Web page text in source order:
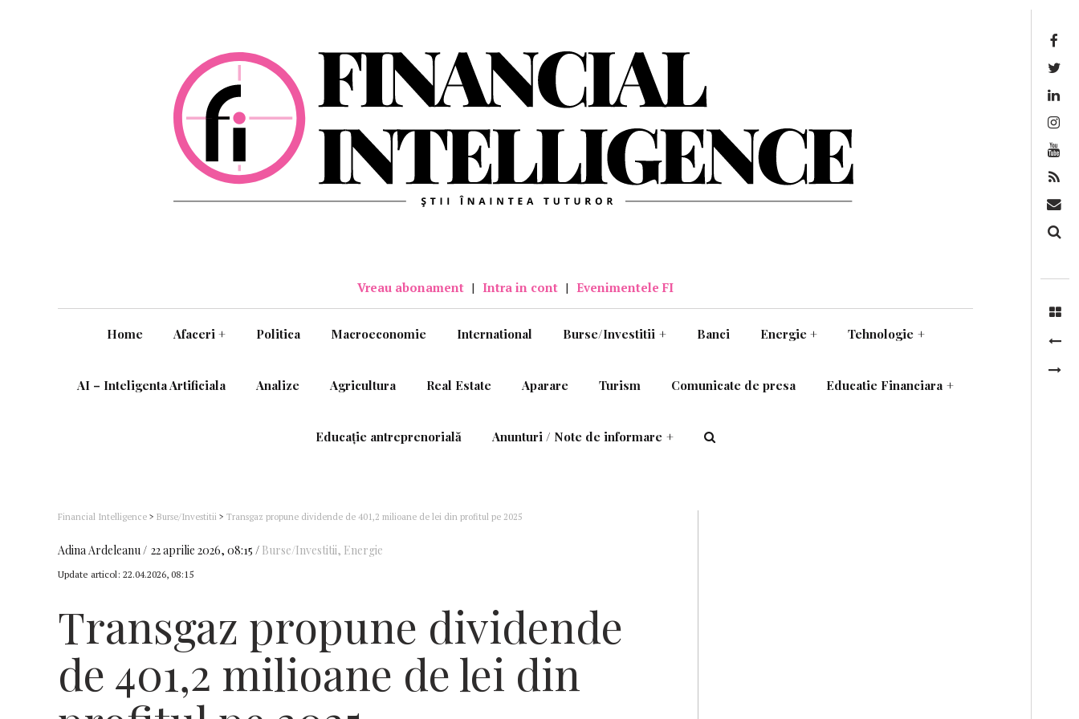
Vreau abonament | Intra in cont | Evenimentele FI
Home Afaceri + Politica Macroeconomie International Burse/Investitii + Banci Energie + Tehnologie +
AI – Inteligenta Artificiala Analize Agricultura Real Estate Aparare Turism Comunicate de presa Educatie Financiara +
Educație antreprenorială Anunturi / Note de informare +
Financial Intelligence > Burse/Investitii > Transgaz propune dividende de 401,2 milioane de lei din profitul pe 2025
Adina Ardeleanu 22 aprilie 2026, 08:15 Burse/Investitii, Energie
Update articol: 22.04.2026, 08:15
Transgaz propune dividende
de 401,2 milioane de lei din